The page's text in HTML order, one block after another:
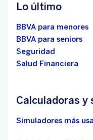
Lo último
BBVA para menores
BBVA para seniors
Seguridad
Salud Financiera
Calculadoras y
Simuladores más